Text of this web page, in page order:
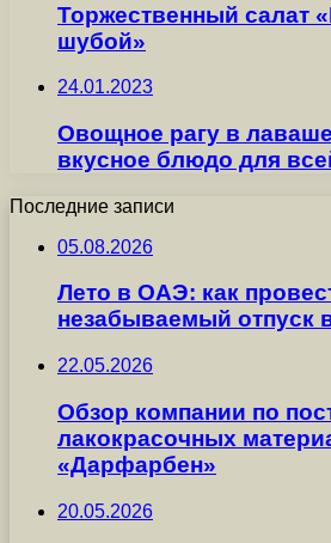
Торжественный салат
шубой»
24.01.2023
Овощное рагу в
вкусное блюдо для
Последние записи
05.08.2026
Лето в ОАЭ: как
незабываемый отпуск
22.05.2026
Обзор компании по
лакокрасочных
«Дарфарбен»
20.05.2026